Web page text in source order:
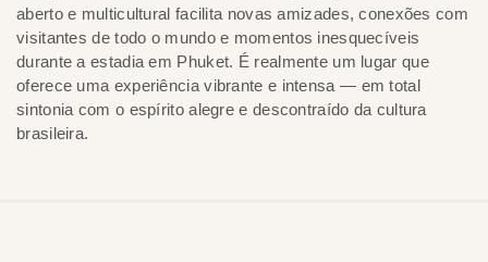
aberto e multicultural facilita novas amizades, conexões com
visitantes de todo o mundo e momentos inesquecíveis
durante a estadia em Phuket. É realmente um lugar que
oferece uma experiência vibrante e intensa — em total
sintonia com o espírito alegre e descontraído da cultura
brasileira.